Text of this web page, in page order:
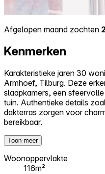
Afgelopen maand zochten
Kenmerken
Karakteristieke jaren 30
Armhoef, Tilburg. Deze
slaapkamers, een
tuin. Authentieke details
dakterras zorgen voor
bereikbaar.
Toon meer
Woonoppervlakte
116m²